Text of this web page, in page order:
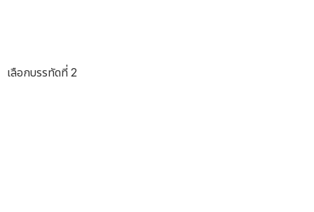
เลือกบรรทัดที่ 2